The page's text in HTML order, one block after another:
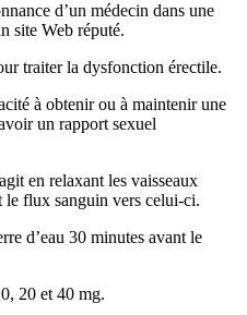
d’un médecin dans une
site Web réputé.
traiter la dysfonction érectile.
à obtenir ou à maintenir une
un rapport sexuel
en relaxant les vaisseaux
le flux sanguin vers celui-ci.
d’eau 30 minutes avant le
20 et 40 mg.